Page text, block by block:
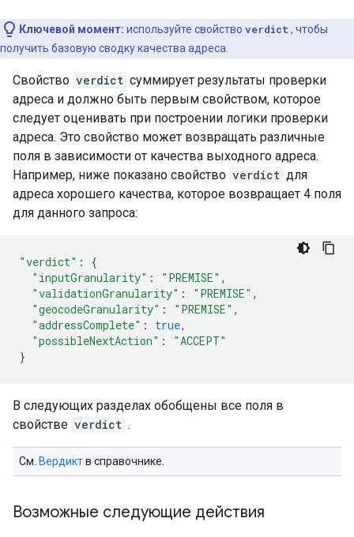
Ключевой момент: используйте свойство verdict , чтобы
получить базовую сводку качества адреса.
Свойство verdict суммирует результаты проверки
адреса и должно быть первым свойством, которое
следует оценивать при построении логики проверки
адреса. Это свойство может возвращать различные
поля в зависимости от качества выходного адреса.
Например, ниже показано свойство verdict для
адреса хорошего качества, которое возвращает 4 поля
для данного запроса:
"verdict" :
{
"inputGranularity" : "PREMISE" ,
"validationGranularity" : "PREMISE" ,
"geocodeGranularity" : "PREMISE" ,
"addressComplete" : true,
"possibleNextAction" :
"ACCEPT"
}
В следующих разделах обобщены все поля в
свойстве verdict .
См. Вердиктв справочнике.
Возможные следующие действия